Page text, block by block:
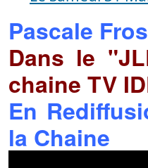
Pascale
Dans le
chaine TV
En
la Chaine